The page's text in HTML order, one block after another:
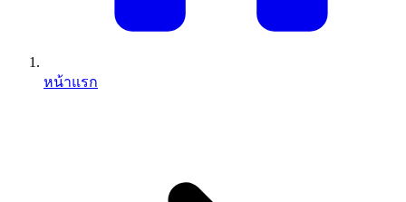
หน้าแรก